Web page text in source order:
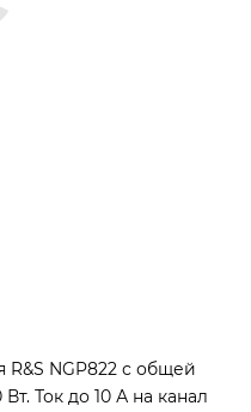
R&S NGP822 с общей
Ток до 10 А на канал